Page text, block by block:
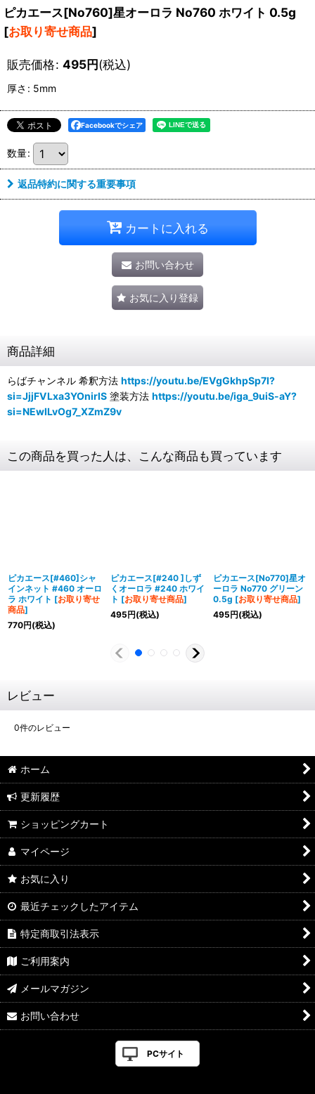
ピカエース[No760]星オーロラ No760 ホワイト 0.5g
[お取り寄せ商品]
販売価格: 495円(税込)
厚さ : 5mm
Facebookでシェア
数量:
返品特約に関する重要事項
カートに入れる
お問い合わせ
お気に入り登録
商品詳細
らばチャンネル 希釈方法 https://youtu.be/EVgGkhpSp7I?
si=JjjFVLxa3YOnirlS 塗装方法 https://youtu.be/iga_9uiS-aY?
si=NEwILvOg7_XZmZ9v
この商品を買った人は、こんな商品も買っています
ピカエース[#460]シャ
インネット #460 オーロ
ラ ホワイト [お取り寄せ
商品]
770円(税込)
ピカエース[#240 ]しず
くオーロラ #240 ホワイ
ト [お取り寄せ商品]
495円(税込)
ピカエース[No770]星オ
ーロラ No770 グリーン
0.5g [お取り寄せ商品]
495円(税込)
レビュー
0件のレビュー
ホーム
更新履歴
ショッピングカート
マイページ
お気に入り
最近チェックしたアイテム
特定商取引法表示
ご利用案内
メールマガジン
お問い合わせ
PCサイト